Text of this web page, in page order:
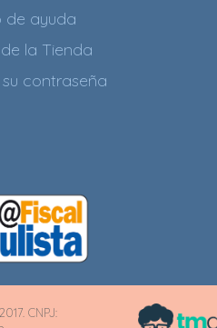
de ayuda
la Tienda
contraseña
CNPJ: